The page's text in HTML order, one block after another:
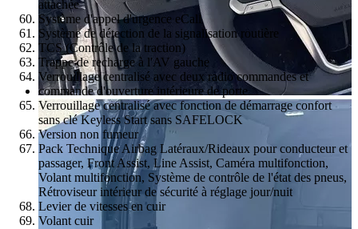
attachée
Système d'appel d'urgence eCall
Système de détection de la signalisation routière
TCS (Contrôle de la traction)
Trappe de recharge à l'AV gauche
Verrouillage centralisé avec deux radio commandes et
commande d'ouverture intérieure de porte
Verrouillage centralisé avec fonction de démarrage confort
sans clé Keyless Start sans SAFELOCK
Version non fumeur
Pack Technique Airbag Latéraux/Rideaux pour conducteur et
passager, Front Assist, Line Assist, Caméra multifonction,
Volant multifonction, Système de contrôle de l'état des pneus,
Rétroviseur intérieur de sécurité à réglage jour/nuit
Levier de vitesses en cuir
Volant cuir